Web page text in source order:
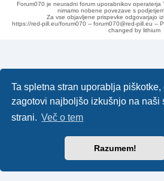
Ta spletna stran uporablja piškotke,
zagotovi najboljšo izkušnjo na naši
strani. Več o tem
Razumem!
Forum070 je neuradni forum uporabnikov operaterja
nimamo nobene povezave s
Za vse objavljene prispevke odgovarjajo
https://red-pill.eu/forum070 -- forum070@red-pill.eu --
changed by lithium